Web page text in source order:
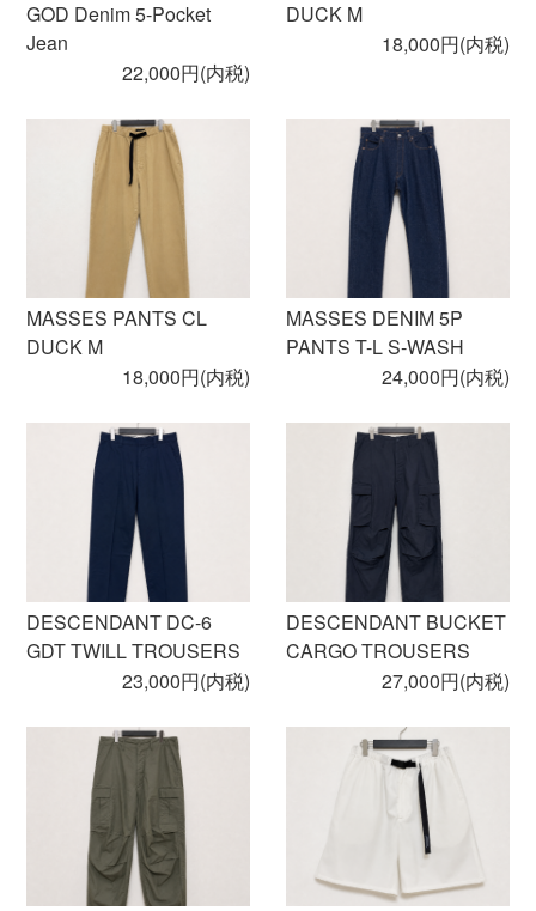
GOD Denim 5-Pocket
Jean
22,000円(内税)
DUCK M
18,000円(内税)
MASSES PANTS CL
DUCK M
18,000円(内税)
MASSES DENIM 5P
PANTS T-L S-WASH
24,000円(内税)
DESCENDANT DC-6
GDT TWILL TROUSERS
23,000円(内税)
DESCENDANT BUCKET
CARGO TROUSERS
27,000円(内税)